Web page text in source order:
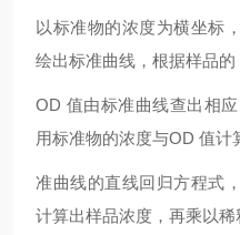
以标准物的浓度为横坐标
绘出标准曲线，根据样品的
OD 值由标准曲线查出相
用标准物的浓度与OD 值计
准曲线的直线回归方程式
计算出样品浓度，再乘以稀